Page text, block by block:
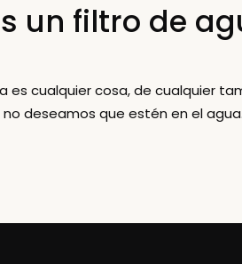
un filtro de
es cualquier cosa, de cualquier
deseamos que estén en el agua.